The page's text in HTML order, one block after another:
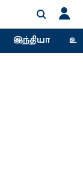
இந்தியா